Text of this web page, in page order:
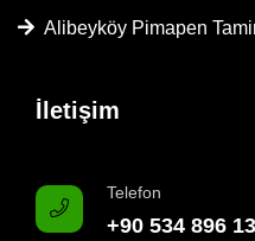
Alibeyköy Pimapen
İletişim
Telefon
+90 534 896